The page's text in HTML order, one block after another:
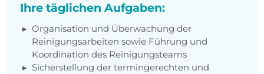
Ihre täglichen Aufgaben:
Organisation und Überwachung der
Reinigungsarbeiten sowie Führung und
Koordination des Reinigungsteams
Sicherstellung der termingerechten und